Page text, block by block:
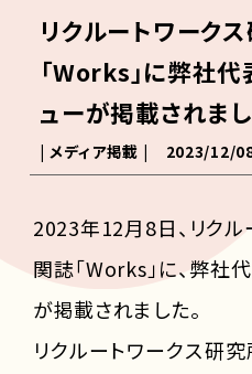
リクルートワーク
「Works」に弊社
ューが掲載されま
| メディア掲載 | 2023/12/
2023年12月8日、リク
関誌「Works」に、弊社
が掲載されました。
リクルートワークス研